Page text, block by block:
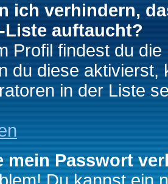
ich verhindern,
auftaucht?
Profil findest du
du diese aktivierst,
in der Liste
mein Passwort